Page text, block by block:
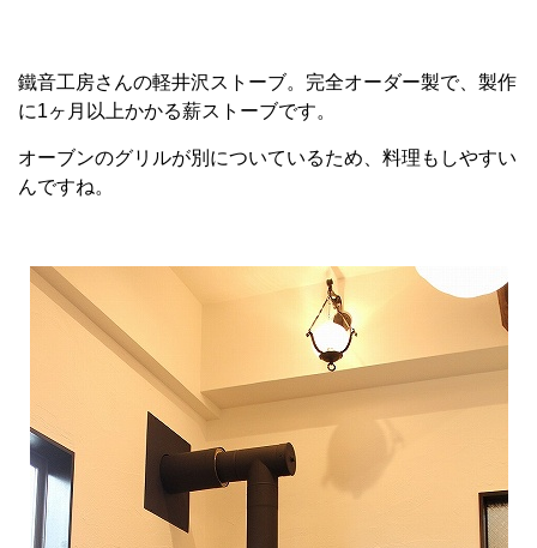
鐵音工房さんの軽井沢ストーブ。完全オーダー製で、製作
に1ヶ月以上かかる薪ストーブです。
オーブンのグリルが別についているため、料理もしやすい
んですね。